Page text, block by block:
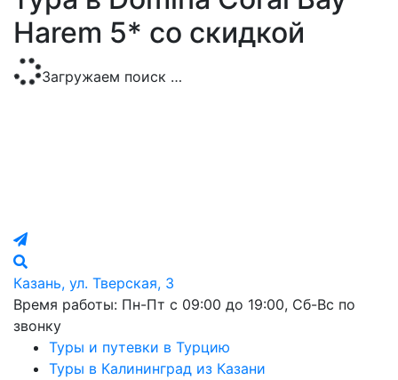
Harem 5* со скидкой
Загружаем поиск …
Казань, ул. Тверская, 3
Время работы: Пн-Пт с 09:00 до 19:00, Сб-Вс по
звонку
Туры и путевки в Турцию
Туры в Калининград из Казани